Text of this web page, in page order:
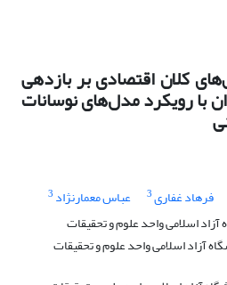
کلان اقتصادی بر بازدهی
با رویکرد مدل‌های نوسانات
فرهاد غفاری3 عباس معمارنژاد 3
اسلامی واحد علوم و تحقیقات
آزاد اسلامی واحد علوم و تحقیقات